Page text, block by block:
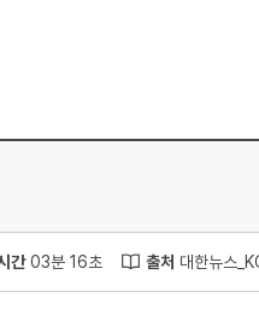
간03분 16초 출처 대한뉴스